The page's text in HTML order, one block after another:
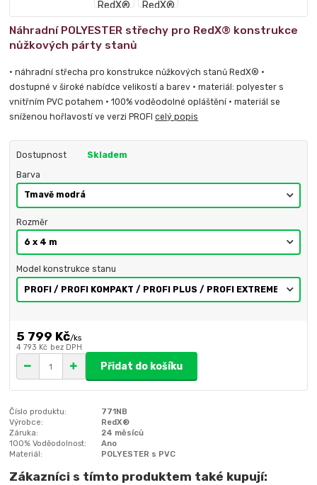
Náhradní POLYESTER střechy pro RedX® konstrukce
nůžkových párty stanů
• náhradní střecha pro konstrukce nůžkových stanů RedX® •
dostupné v široké nabídce velikostí a barev • materiál: polyester s
vnitřním PVC potahem • 100% voděodolné opláštění • materiál se
sníženou hořlavostí ve verzi PROFIcelý popis
Dostupnost Skladem
Barva
Rozměr
Model konstrukce stanu
5 799 Kč/ks
4 793 Kč bez DPH
Přidat do košíku
Číslo produktu:
771NB
Výrobce:
RedX®
Záruka:
24 měsíců
100% Voděodolnost:
Ano
Materiál:
POLYESTER s PVC
Zákazníci s tímto produktem také kupují: